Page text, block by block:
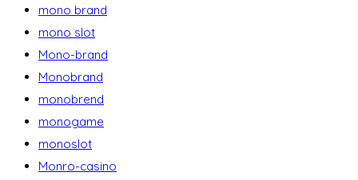
mono brand
mono slot
Mono-brand
Monobrand
monobrend
monogame
monoslot
Monro-casino